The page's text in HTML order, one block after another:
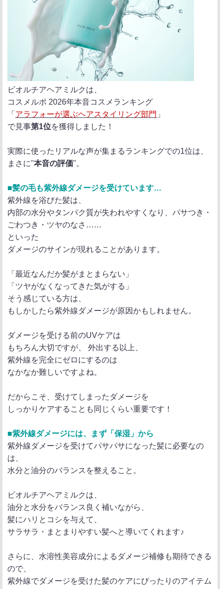
ビオルチアヘアミルクは、
コスメルポ 2026年本音コスメランキング
「 アラフォーが選ぶヘアスタイリング部門 」
で見事第1位を獲得しました！
実際に使ったリアルな声が集まるランキングでの1位は、
まさに"本音の評価"。
■髪の毛も紫外線ダメージを受けています…
紫外線を浴びた髪は、
内部の水分やタンパク質が失われやすくなり、パサつき・
ごわつき・ツヤのなさ……
といった
ダメージのサインが現れることがあります。
「最近なんだか髪がまとまらない」
「ツヤがなくなってきた気がする」
そう感じている方は、
もしかしたら紫外線ダメージが原因かもしれません。
ダメージを受ける前のUVケアは
もちろん大切ですが、 外出する以上、
紫外線を完全にゼロにするのは
なかなか難しいですよね。
だからこそ、受けてしまったダメージを
しっかりケアすることも同じくらい重要です！
■紫外線ダメージには、まず「保湿」から
紫外線ダメージを受けてパサパサになった髪に必要なの
は、
水分と油分のバランスを整えること。
ビオルチアヘアミルクは、
油分と水分をバランス良く補いながら、
髪にハリとコシを与えて、
サラサラ・まとまりやすい髪へと導いてくれます♪
さらに、水溶性美容成分によるダメージ補修も期待できる
ので、
紫外線でダメージを受けた髪のケアにぴったりのアイテム